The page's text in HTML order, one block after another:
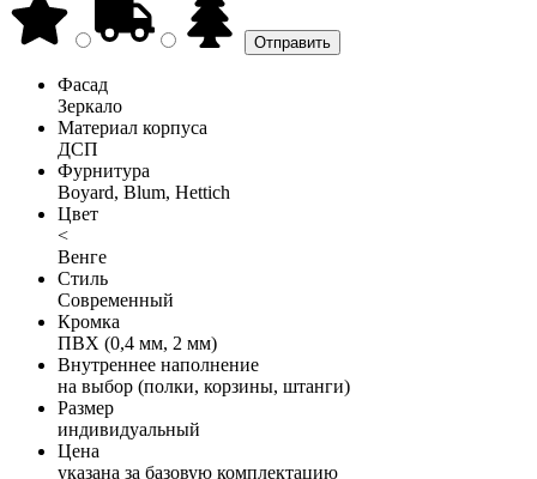
Фасад
Зеркало
Материал корпуса
ДСП
Фурнитура
Boyard, Blum, Hettich
Цвет
<
Венге
Стиль
Современный
Кромка
ПВХ (0,4 мм, 2 мм)
Внутреннее наполнение
на выбор (полки, корзины, штанги)
Размер
индивидуальный
Цена
указана за базовую комплектацию